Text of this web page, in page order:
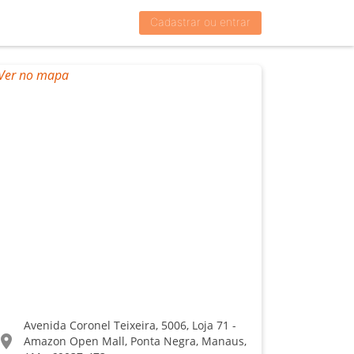
Cadastrar ou entrar
Avenida Coronel Teixeira, 5006, Loja 71 -
Amazon Open Mall, Ponta Negra, Manaus,